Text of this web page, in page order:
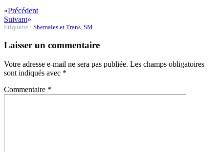
«Précédent
Suivant»
Étiquette : Shemales et Trans SM
Laisser un commentaire
Votre adresse e-mail ne sera pas publiée. Les champs obligatoires
sont indiqués avec *
Commentaire *